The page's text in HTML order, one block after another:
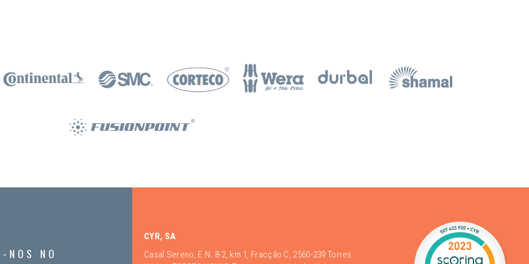
NOS NO
CYR, SA
Casal Sereno, E.N. 8-2, km 1, Fracção C, 2560-239 Torres